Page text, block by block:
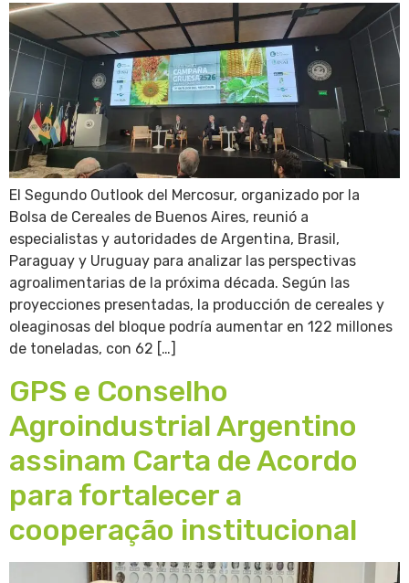
El Segundo Outlook del Mercosur, organizado por la
Bolsa de Cereales de Buenos Aires, reunió a
especialistas y autoridades de Argentina, Brasil,
Paraguay y Uruguay para analizar las perspectivas
agroalimentarias de la próxima década. Según las
proyecciones presentadas, la producción de cereales y
oleaginosas del bloque podría aumentar en 122 millones
de toneladas, con 62 […]
GPS e Conselho
Agroindustrial Argentino
assinam Carta de Acordo
para fortalecer a
cooperação institucional